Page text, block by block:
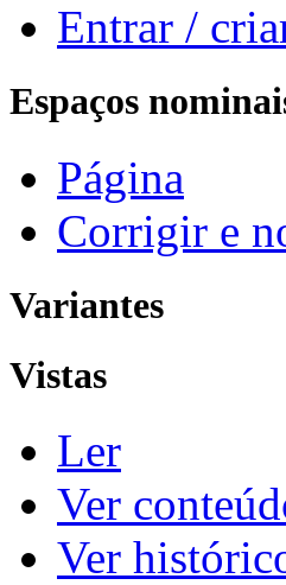
Entrar /
Espaços
Página
Corrigir e
Variantes
Vistas
Ler
Ver
Ver